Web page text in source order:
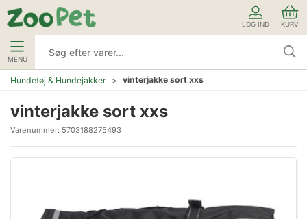
LOG IND KURV
MENU
Hundetøj & Hundejakker vinterjakke sort xxs
vinterjakke sort xxs
Varenummer: 5703188275493